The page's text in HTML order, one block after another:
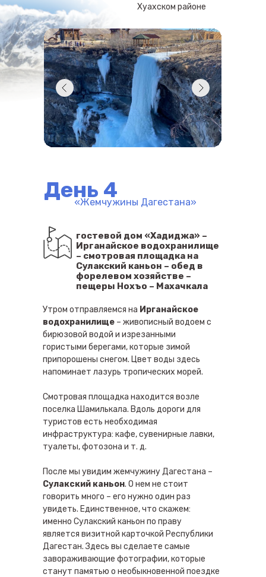
Хуахском районе
День 4
гостевой дом «Хадиджа» –
Ирганайское водохранилище
– смотровая площадка на
Сулакский каньон – обед в
форелевом хозяйстве –
пещеры Нохъо – Махачкала
Утром отправляемся на Ирганайское
водохранилище – живописный водоем с
бирюзовой водой и изрезанными
гористыми берегами, которые зимой
припорошены снегом. Цвет воды здесь
напоминает лазурь тропических морей.
Смотровая площадка находится возле
поселка Шамилькала. Вдоль дороги для
туристов есть необходимая
инфраструктура: кафе, сувенирные лавки,
туалеты, фотозона и т. д.
После мы увидим жемчужину Дагестана –
Сулакский каньон. О нем не стоит
говорить много – его нужно один раз
увидеть. Единственное, что скажем:
именно Сулакский каньон по праву
является визитной карточкой Республики
Дагестан. Здесь вы сделаете самые
завораживающие фотографии, которые
станут памятью о необыкновенной поездке
«Жемчужины Дагестана»